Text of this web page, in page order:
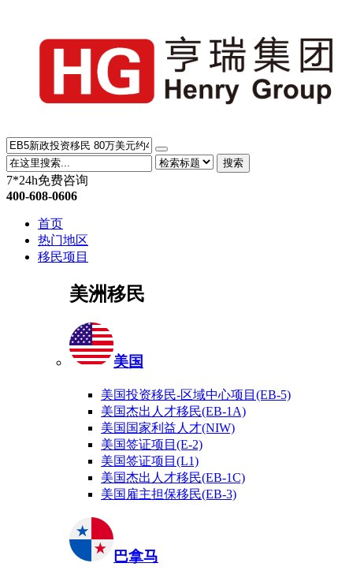
搜索
7*24h免费咨询
400-608-0606
首页
热门地区
移民项目
美洲移民
美国
美国投资移民-区域中心项目(EB-5)
美国杰出人才移民(EB-1A)
美国国家利益人才(NIW)
美国签证项目(E-2)
美国签证项目(L1)
美国杰出人才移民(EB-1C)
美国雇主担保移民(EB-3)
巴拿马